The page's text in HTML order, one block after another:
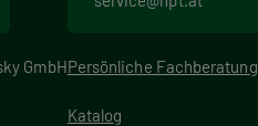
GmbHPersönliche Fachberatung
Katalog